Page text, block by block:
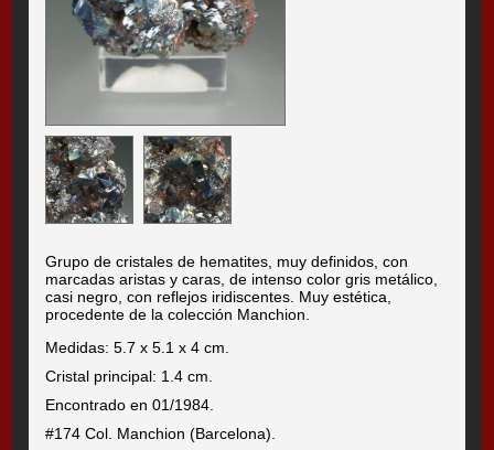
Grupo de cristales de hematites, muy definidos, con
marcadas aristas y caras, de intenso color gris metálico,
casi negro, con reflejos iridiscentes. Muy estética,
procedente de la colección Manchion.
Medidas: 5.7 x 5.1 x 4 cm.
Cristal principal: 1.4 cm.
Encontrado en 01/1984.
#174 Col. Manchion (Barcelona).